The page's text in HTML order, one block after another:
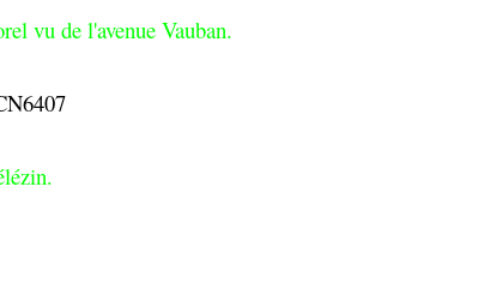
vu de l'avenue Vauban.